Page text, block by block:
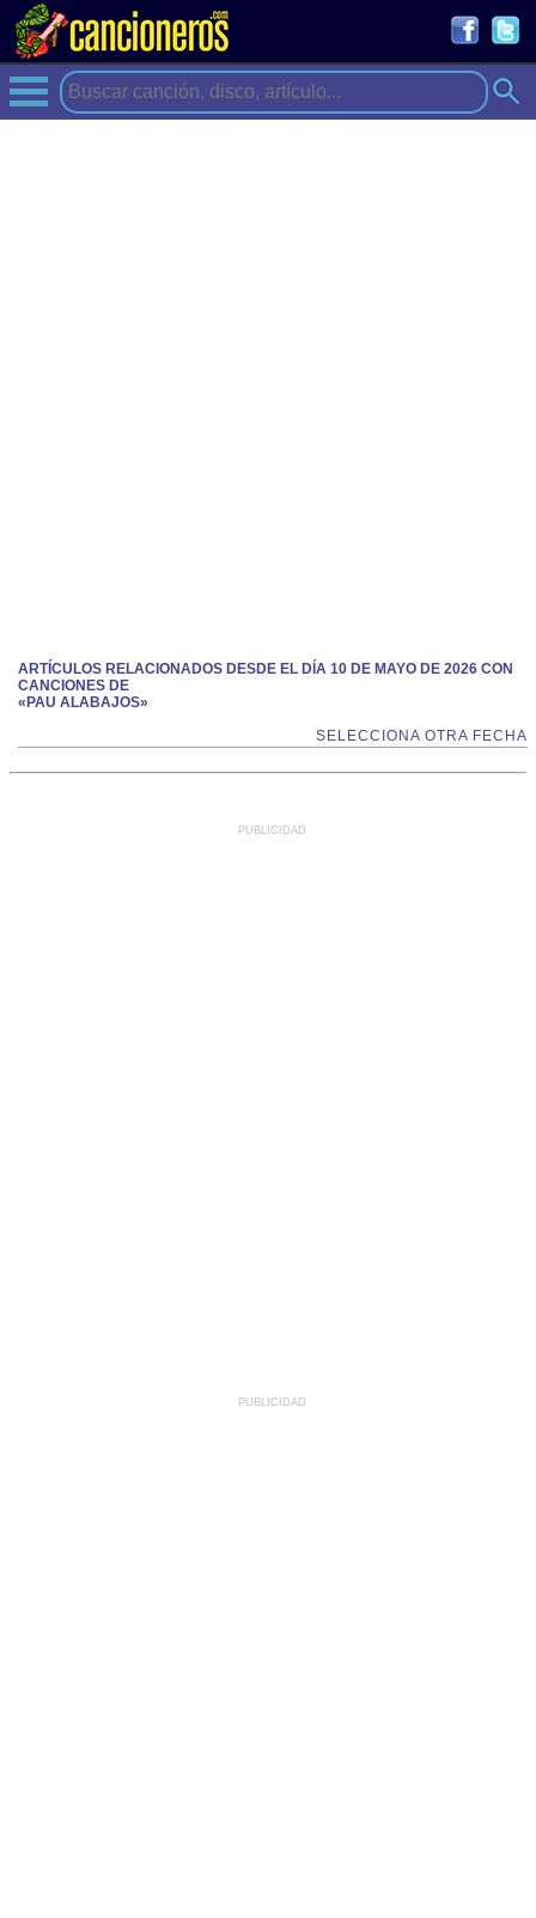
ARTÍCULOS RELACIONADOS DESDE EL DÍA 10 DE MAYO DE 2026 CON
CANCIONES DE
«PAU ALABAJOS»
SELECCIONA OTRA FECHA
PUBLICIDAD
PUBLICIDAD